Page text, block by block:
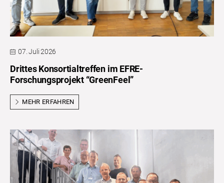
07. Juli 2026
Drittes Konsortialtreffen im EFRE-
Forschungsprojekt “GreenFeel”
MEHR ERFAHREN